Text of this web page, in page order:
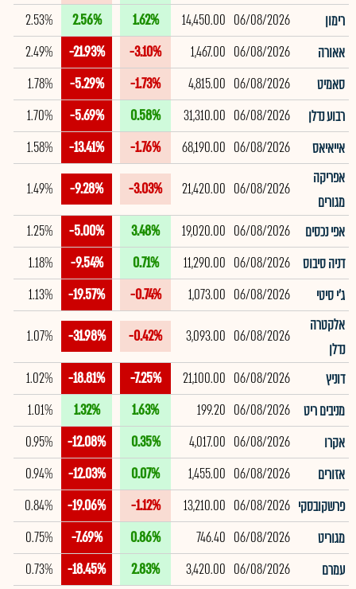
רימון
06/08/2026
14,450.00
1.62%
2.56%
2.53%
אאורה
06/08/2026
1,467.00
-3.10%
-21.93%
2.49%
סאמיט
06/08/2026
4,815.00
-1.73%
-5.29%
1.78%
רבוע נדלן
06/08/2026
31,310.00
0.58%
-5.69%
1.70%
אייאיאס
06/08/2026
68,190.00
-1.76%
-13.41%
1.58%
אפריקה
מגורים
06/08/2026
21,420.00
-3.03%
-9.28%
1.49%
אפי נכסים 06/08/2026
19,020.00
3.48%
-5.00%
1.25%
דניה סיבוס
06/08/2026
11,290.00
0.71%
-9.54%
1.18%
ג'י סיטי
06/08/2026
1,073.00
-0.74%
-19.57%
1.13%
אלקטרה
נדלן
06/08/2026
3,093.00
-0.42%
-31.98%
1.07%
דוניץ 06/08/2026
21,100.00
-7.25%
-18.81%
1.02%
מניבים ריט
06/08/2026
199.20
1.63%
1.32%
1.01%
אקרו
06/08/2026
4,017.00
0.35%
-12.08%
0.95%
אזורים
06/08/2026
1,455.00
0.07%
-12.03%
0.94%
פרשקובסקי 06/08/2026
13,210.00
-1.12%
-19.06%
0.84%
מגוריט
06/08/2026
746.40
0.86%
-7.69%
0.75%
עמרם
06/08/2026
3,420.00
2.83%
-18.45%
0.73%